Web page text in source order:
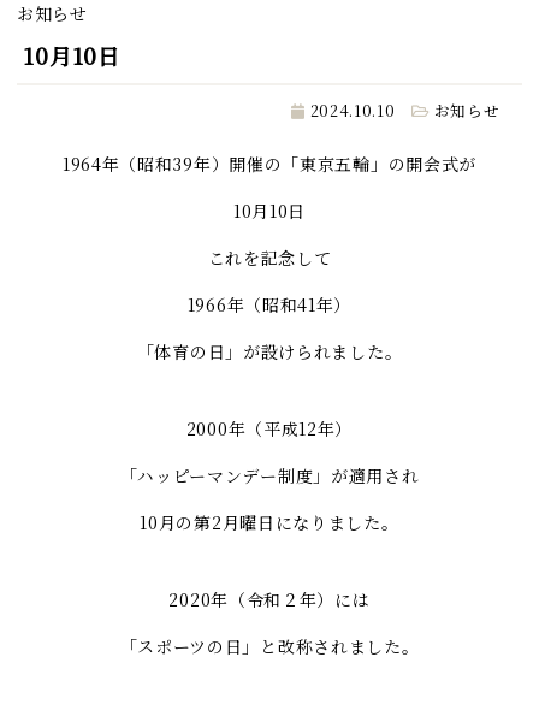
お知らせ
10月10日
2024.10.10 お知らせ
1964年（昭和39年）開催の「東京五輪」の開会式が
10月10日
これを記念して
1966年（昭和41年）
「体育の日」が設けられました。
2000年（平成12年）
「ハッピーマンデー制度」が適用され
10月の第2月曜日になりました。
2020年（令和２年）には
「スポーツの日」と改称されました。